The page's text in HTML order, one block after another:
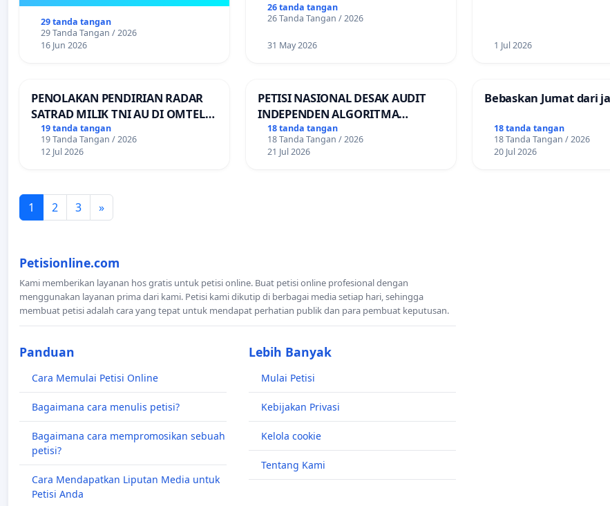
29 tanda tangan
29 Tanda Tangan / 2026
16 Jun 2026
26 tanda tangan
26 Tanda Tangan / 2026
31 May 2026 1 Jul 2026
PENOLAKAN PENDIRIAN RADAR
SATRAD MILIK TNI AU DI OMTEL
KECAMATAN ALOR BARAT LAUT,
KABUPATEN ALOR
19 tanda tangan
19 Tanda Tangan / 2026
12 Jul 2026
PETISI NASIONAL DESAK AUDIT
INDEPENDEN ALGORITMA
PEMBAGIAN ORDER
TRANSPORTASI ONLINE
18 tanda tangan
18 Tanda Tangan / 2026
21 Jul 2026
Bebaskan Jumat dari
18 tanda tangan
18 Tanda Tangan / 2026
20 Jul 2026
1 2 3 »
Petisionline.com
Kami memberikan layanan hos gratis untuk petisi online. Buat petisi online profesional dengan
menggunakan layanan prima dari kami. Petisi kami dikutip di berbagai media setiap hari, sehingga
membuat petisi adalah cara yang tepat untuk mendapat perhatian publik dan para pembuat keputusan.
Panduan
Cara Memulai Petisi Online
Bagaimana cara menulis petisi?
Bagaimana cara mempromosikan sebuah
petisi?
Cara Mendapatkan Liputan Media untuk
Petisi Anda
Lebih Banyak
Mulai Petisi
Kebijakan Privasi
Kelola cookie
Tentang Kami